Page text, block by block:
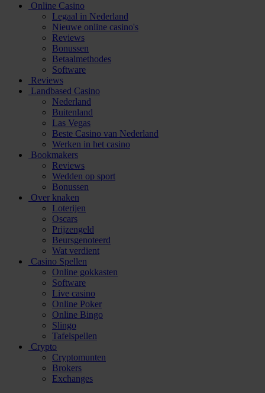
Online Casino
Legaal in Nederland
Nieuwe online casino's
Reviews
Bonussen
Betaalmethodes
Software
Reviews
Landbased Casino
Nederland
Buitenland
Las Vegas
Beste Casino van Nederland
Werken in het casino
Bookmakers
Reviews
Wedden op sport
Bonussen
Over knaken
Loterijen
Oscars
Prijzengeld
Beursgenoteerd
Wat verdient
Casino Spellen
Online gokkasten
Software
Live casino
Online Poker
Online Bingo
Slingo
Tafelspellen
Crypto
Cryptomunten
Brokers
Exchanges